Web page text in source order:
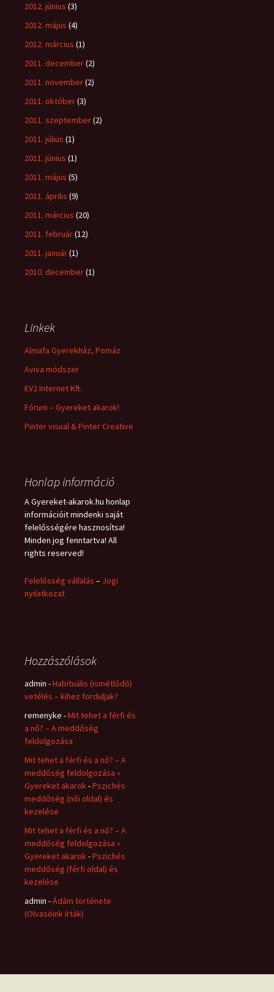
2012. június (3)
2012. május (4)
2012. március (1)
2011. december(2)
2011. november(2)
2011. október(3)
2011. szeptember(2)
2011. július (1)
2011. június (1)
2011. május (5)
2011. április (9)
2011. március (20)
2011. február(12)
2011. január(1)
2010. december(1)
Linkek
Almafa Gyerekház, Pomáz
Aviva módszer
EV2 Internet Kft.
Fórum – Gyereket akarok!
Pinter visual & Pinter Creative
Honlap információ
A Gyereket-akarok.hu honlap
információit mindenki saját
felelősségére hasznosítsa!
Minden jog fenntartva! All
rights reserved!
Felelősség vállalás – Jogi
nyilatkozat
Hozzászólások
admin -Habituális (ismétlődő)
vetélés – kihez forduljak?
remenyke -Mit tehet a férfi és
a nő? – A meddőség
feldolgozása
Mit tehet a férfi és a nő? – A
meddőség feldolgozása «
Gyereket akarok-Pszichés
meddőség (női oldal) és
kezelése
Mit tehet a férfi és a nő? – A
meddőség feldolgozása «
Gyereket akarok-Pszichés
meddőség (férfi oldal) és
kezelése
admin -Ádám története
(Olvasóink írták)